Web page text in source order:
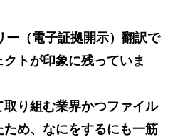
ー（電子証拠開示）翻訳で
トが印象に残っていま
り組む業界かつファイル
め、なにをするにも一筋